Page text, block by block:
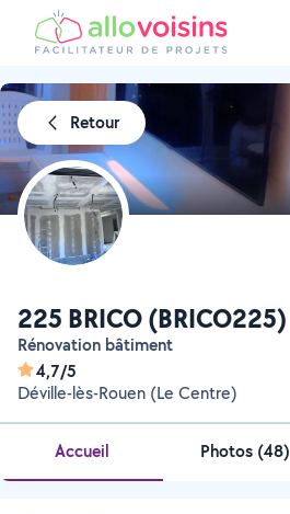
Retour
225 BRICO (BRICO225)
Rénovation bâtiment
4,7/5
Déville-lès-Rouen (Le Centre)
Accueil Photos (48)